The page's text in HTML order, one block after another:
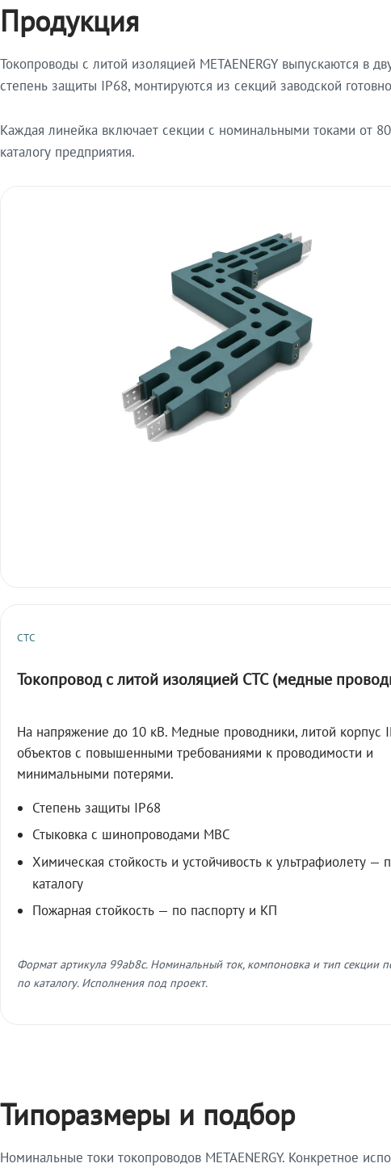
Продукция
Токопроводы с литой изоляцией METAENERGY выпускаются
степень защиты IP68, монтируются из секций заводской
Каждая линейка включает секции с номинальными токами от
каталогу предприятия.
СТС
Токопровод с литой изоляцией СТС (медные
На напряжение до 10 кВ. Медные проводники, литой корпус
объектов с повышенными требованиями к проводимости и
минимальными потерями.
Степень защиты IP68
Стыковка с шинопроводами МВС
Химическая стойкость и устойчивость к ультрафиолету —
каталогу
Пожарная стойкость — по паспорту и КП
Формат артикула 99ab8c. Номинальный ток, компоновка и тип секции
по каталогу. Исполнения под проект.
Типоразмеры и подбор
Номинальные токи токопроводов METAENERGY. Конкретное